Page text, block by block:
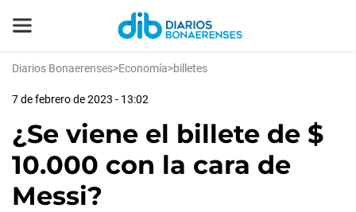
Diarios Bonaerenses>Economía>billetes
7 de febrero de 2023 - 13:02
¿Se viene el billete de $
10.000 con la cara de
Messi?